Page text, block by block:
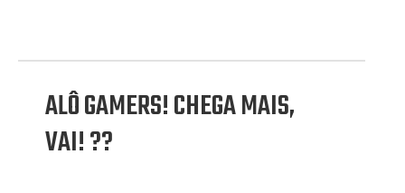
ALÔ GAMERS! CHEGA MAIS,
VAI! ??